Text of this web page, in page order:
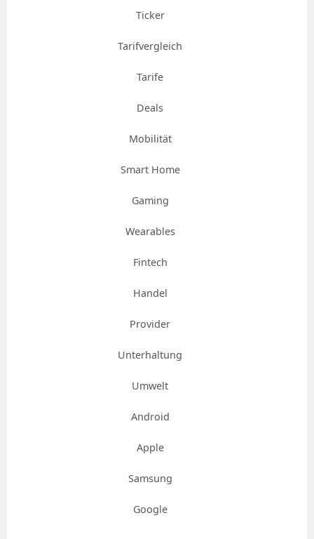
Ticker
Tarifvergleich
Tarife
Deals
Mobilität
Smart Home
Gaming
Wearables
Fintech
Handel
Provider
Unterhaltung
Umwelt
Android
Apple
Samsung
Google